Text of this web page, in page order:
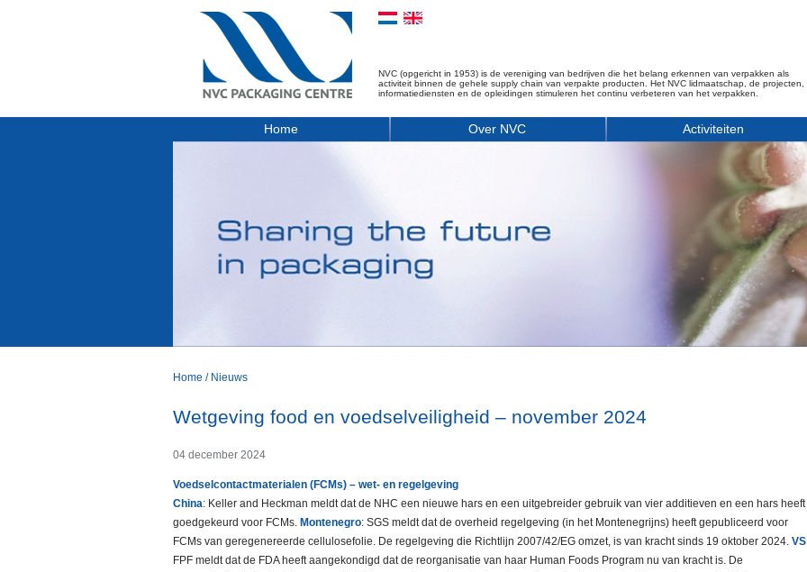
NVC (opgericht in 1953) is de vereniging van bedrijven die het belang erkennen van verpakken als
activiteit binnen de gehele supply chain van verpakte producten. Het NVC lidmaatschap, de projecten,
informatiediensten en de opleidingen stimuleren het continu verbeteren van het verpakken.
Home Over NVC Activiteiten
Home / Nieuws
Wetgeving food en voedselveiligheid – november 2024
04 december 2024
Voedselcontactmaterialen (FCMs) – wet- en regelgeving
China: Keller and Heckman meldt dat de NHC een nieuwe hars en een uitgebreider gebruik van vier additieven en een hars heeft
goedgekeurd voor FCMs. Montenegro: SGS meldt dat de overheid regelgeving (in het Montenegrijns) heeft gepubliceerd voor
FCMs van geregenereerde cellulosefolie. De regelgeving die Richtlijn 2007/42/EG omzet, is van kracht sinds 19 oktober 2024. VS
FPF meldt dat de FDA heeft aangekondigd dat de reorganisatie van haar Human Foods Program nu van kracht is. De